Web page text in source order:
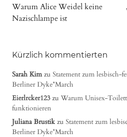
Warum Alice Weidel keine
Nazischlampe ist
Kürzlich kommentierten
Sarah Kimzu Statement zum lesbisch-
Berliner Dyke*March
Eierlrcker123 zu Warum Unisex-
funktionieren
Juliana Brustik zu Statement zum
Berliner Dyke*March